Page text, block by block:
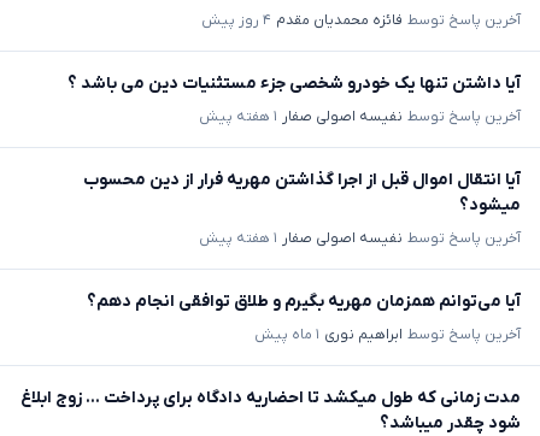
آخرین پاسخ توسط فائزه محمدیان مقدم ۴ روز پیش
آیا داشتن تنها یک خودرو شخصی جزء مستثنیات دین می باشد ؟
آخرین پاسخ توسط نفیسه اصولی صفار ۱ هفته پیش
آیا انتقال اموال قبل از اجرا گذاشتن مهریه فرار از دین محسوب
میشود؟
آخرین پاسخ توسط نفیسه اصولی صفار ۱ هفته پیش
آیا می‌توانم همزمان مهریه بگیرم و طلاق توافقی انجام دهم؟
آخرین پاسخ توسط ابراهیم نوری ۱ ماه پیش
مدت زمانی که طول میکشد تا احضاریه دادگاه برای پرداخت ... زوج ابلاغ
شود چقدر میباشد؟